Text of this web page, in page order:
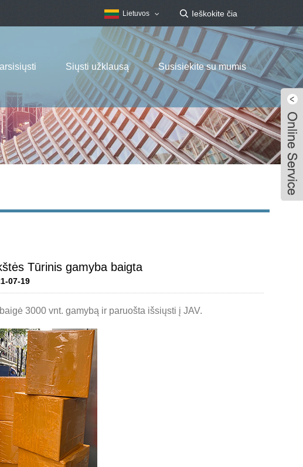
Lietuvos
Siųsti užklausą Susisiekite su mumis
Tūrinis gamyba baigta
07-19
3000 vnt. gamybą ir paruošta išsiųsti į JAV.